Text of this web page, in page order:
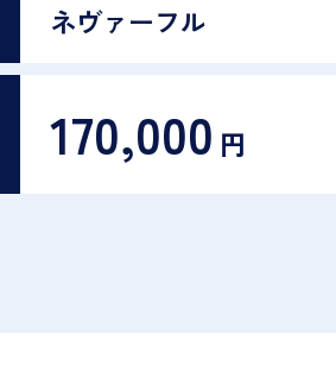
ネヴァーフル
170,000 円